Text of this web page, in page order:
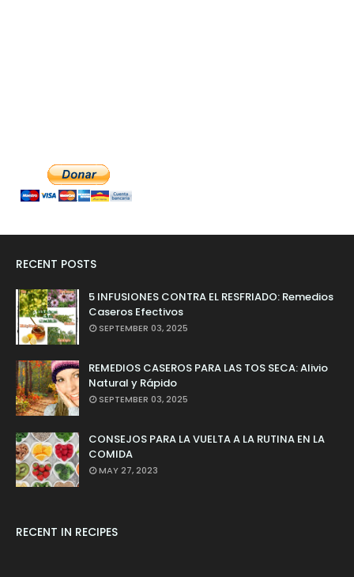
RECENT POSTS
5 INFUSIONES CONTRA EL RESFRIADO: Remedios
Caseros Efectivos
SEPTEMBER 03, 2025
REMEDIOS CASEROS PARA LAS TOS SECA: Alivio
Natural y Rápido
SEPTEMBER 03, 2025
CONSEJOS PARA LA VUELTA A LA RUTINA EN LA
COMIDA
MAY 27, 2023
RECENT IN RECIPES